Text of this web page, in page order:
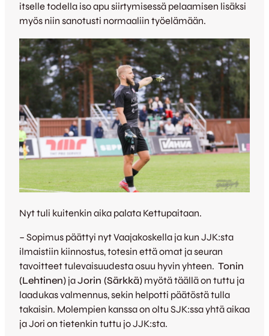
itselle todella iso apu siirtymisessä pelaamisen lisäksi
myös niin sanotusti normaaliin työelämään.
Nyt tuli kuitenkin aika palata Kettupaitaan.
– Sopimus päättyi nyt Vaajakoskella ja kun JJK:sta
ilmaistiin kiinnostus, totesin että omat ja seuran
tavoitteet tulevaisuudesta osuu hyvin yhteen. Tonin
(Lehtinen) jaJorin (Särkkä) myötä täällä on tuttu ja
laadukas valmennus, sekin helpotti päätöstä tulla
takaisin. Molempien kanssa on oltu SJK:ssa yhtä aikaa
ja Jori on tietenkin tuttu jo JJK:sta.